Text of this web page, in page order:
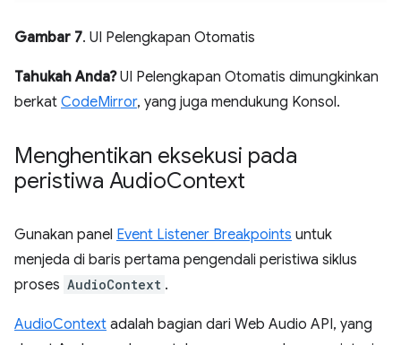
Gambar 7. UI Pelengkapan Otomatis
Tahukah Anda?UI Pelengkapan Otomatis dimungkinkan
berkat CodeMirror, yang juga mendukung Konsol.
Menghentikan eksekusi pada
peristiwa AudioContext
Gunakan panel Event Listener Breakpoints untuk
menjeda di baris pertama pengendali peristiwa siklus
proses AudioContext .
AudioContext adalah bagian dari Web Audio API, yang